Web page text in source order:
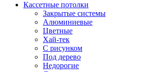
Кассетные потолки
Закрытые системы
Алюминиевые
Цветные
Хай-тек
С рисунком
Под дерево
Недорогие